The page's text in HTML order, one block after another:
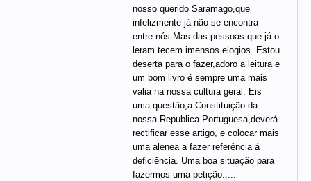
nosso querido Saramago,que
infelizmente já não se encontra
entre nós.Mas das pessoas que já o
leram tecem imensos elogios. Estou
deserta para o fazer,adoro a leitura e
um bom livro é sempre uma mais
valia na nossa cultura geral. Eis
uma questão,a Constituição da
nossa Republica Portuguesa,deverá
rectificar esse artigo, e colocar mais
uma alenea a fazer referência á
deficiência. Uma boa situação para
fazermos uma petição.....